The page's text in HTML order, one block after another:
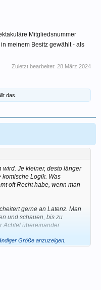
Mitgliedsnummer
meinem Besitz gewählt - als
Zuletzt bearbeitet: 28.März.2024
das.
wird. Je kleiner, desto länger
komische Logik. Was
oft Recht habe, wenn man
gerne an Latenz. Man
und schauen, bis zu
Achtel übereinander
Größe anzuzeigen.